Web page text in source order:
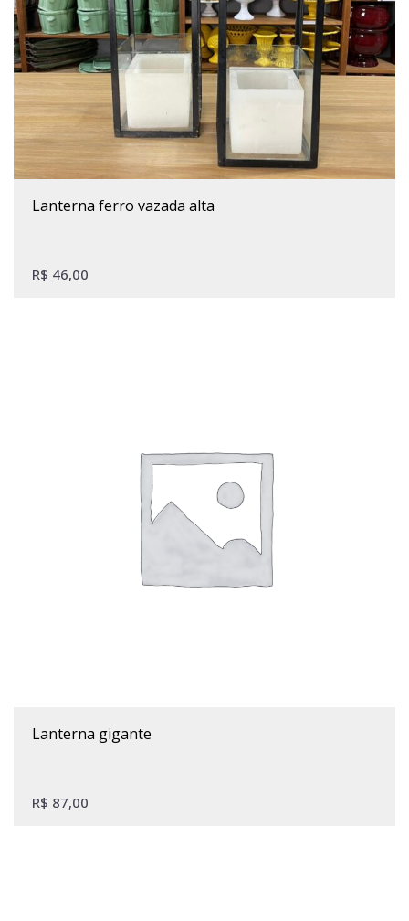
lanterna ferro vazada alta
R$ 46,00
lanterna gigante
R$ 87,00